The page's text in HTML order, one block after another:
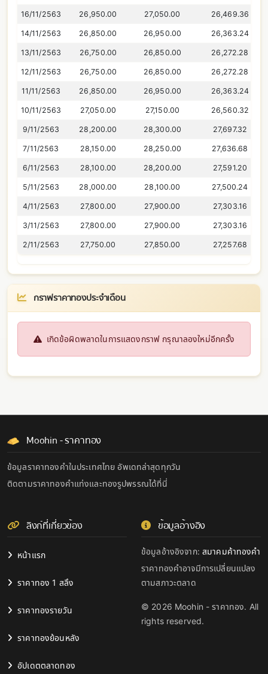
16/11/2563 26,950.00 27,050.00 26,469.36
14/11/2563 26,850.00 26,950.00 26,363.24
13/11/2563 26,750.00 26,850.00 26,272.28
12/11/2563 26,750.00 26,850.00 26,272.28
11/11/2563 26,850.00 26,950.00 26,363.24
10/11/2563 27,050.00 27,150.00 26,560.32
9/11/2563 28,200.00 28,300.00 27,697.32
7/11/2563 28,150.00 28,250.00 27,636.68
6/11/2563 28,100.00 28,200.00 27,591.20
5/11/2563 28,000.00 28,100.00 27,500.24
4/11/2563 27,800.00 27,900.00 27,303.16
3/11/2563 27,800.00 27,900.00 27,303.16
2/11/2563 27,750.00 27,850.00 27,257.68
กราฟราคาทองประจำเดือน
เกิดข้อผิดพลาดในการแสดงกราฟ กรุณาลองใหม่อีกครั้ง
Moohin - ราคาทอง
ข้อมูลราคาทองคำในประเทศไทย อัพเดทล่าสุดทุกวัน
ติดตามราคาทองคำแท่งและทองรูปพรรณได้ที่นี่
ลิงก์ที่เกี่ยวข้อง
หน้าแรก
ราคาทอง 1 สลึง
ราคาทองรายวัน
ราคาทองย้อนหลัง
อัปเดตตลาดทอง
ข้อมูลอ้างอิง
ข้อมูลอ้างอิงจาก: สมาคมค้าทองคำ
ราคาทองคำอาจมีการเปลี่ยนแปลง
ตามสภาวะตลาด
© 2026 Moohin - ราคาทอง. All
rights reserved.